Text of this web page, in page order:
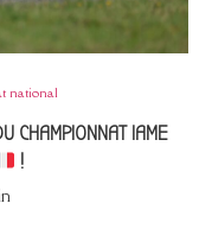
national
CHAMPIONNAT IAME
!